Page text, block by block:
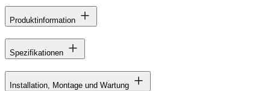
Produktinformation
Spezifikationen
Installation, Montage und Wartung